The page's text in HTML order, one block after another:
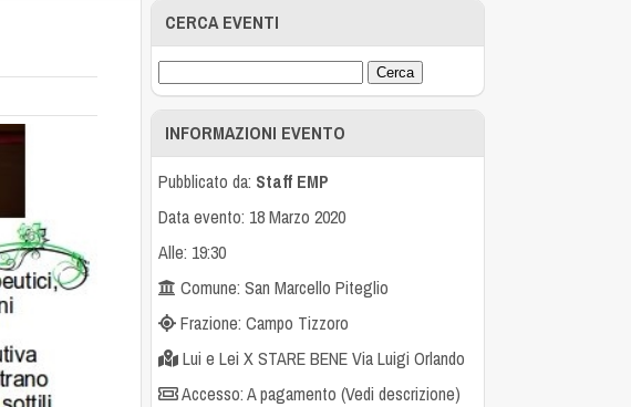
CERCA EVENTI
INFORMAZIONI EVENTO
Pubblicato da: Staff EMP
Data evento: 18 Marzo 2020
Alle: 19:30
Comune: San Marcello Piteglio
Frazione: Campo Tizzoro
Lui e Lei X STARE BENE Via Luigi Orlando
Accesso: A pagamento (Vedi descrizione)